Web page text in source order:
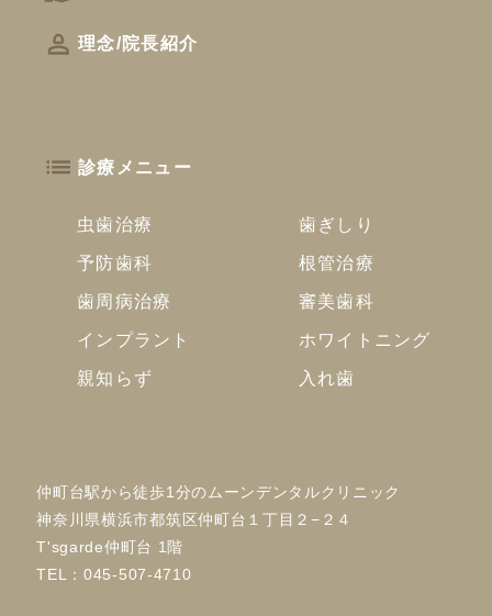
理念/院長紹介
診療メニュー
虫歯治療
歯ぎしり
予防歯科
根管治療
歯周病治療
審美歯科
インプラント
ホワイトニング
親知らず
入れ歯
仲町台駅から徒歩1分のムーンデンタルクリニック
神奈川県横浜市都筑区仲町台１丁目２−２４
T'sgarde仲町台 1階
TEL：045-507-4710